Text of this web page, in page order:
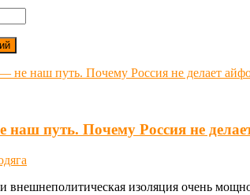
путь. Почему Россия не
внешнеполитическая изоляция очень